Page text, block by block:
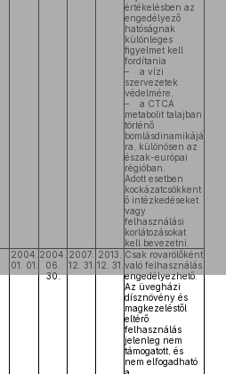
értékelésben az
engedélyező
hatóságnak
különleges
figyelmet kell
fordítania
– a vízi
szervezetek
védelmére,
– a CTCA
metabolit talajban
történő
bomlásdinamikájá
ra, különösen az
észak-európai
régióban.
Adott esetben
kockázatcsökkent
ő intézkedéseket
vagy
felhasználási
korlátozásokat
kell bevezetni.
2004.
01. 01.
2004.
06.
30.
2007.
12. 31.
2013.
12. 31.
Csak rovarölőként
való felhasználás
engedélyezhető.
Az üvegházi
dísznövény és
magkezeléstől
eltérő
felhasználás
jelenleg nem
támogatott, és
nem elfogadható